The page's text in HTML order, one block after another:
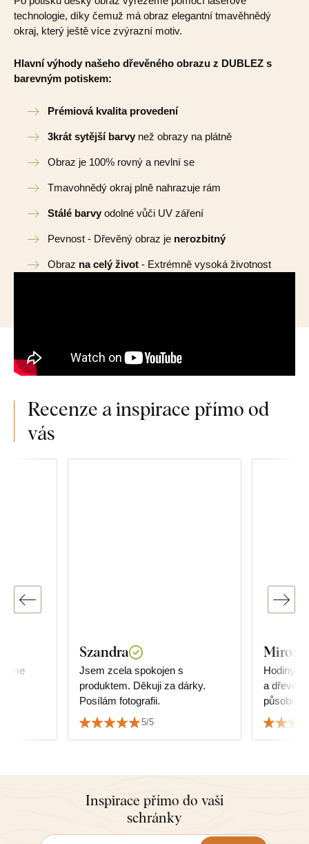
technologie, díky čemuž má obraz elegantní tmavěhnědý
okraj, který ještě více zvýrazní motiv.
Hlavní výhody našeho dřevěného obrazu z DUBLEZ s
barevným potiskem:
Prémiová kvalita provedení
3krát sytější barvy než obrazy na plátně
Obraz je 100% rovný a nevlní se
Tmavohnědý okraj plně nahrazuje rám
Stálé barvy odolné vůči UV záření
Pevnost - Dřevěný obraz je nerozbitný
Obraz na celý život - Extrémně vysoká životnost
Recenze a inspirace přímo od
vás
Szandra
Jsem zcela spokojen s
produktem. Děkuji za dárky.
Posílám fotografii.
5/5
Hodiny
a
působí
sladit s
Inspirace přímo do vaší
schránky